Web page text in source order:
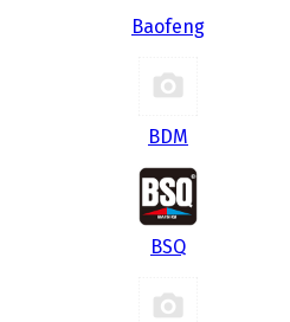
Baofeng
BDM
BSQ